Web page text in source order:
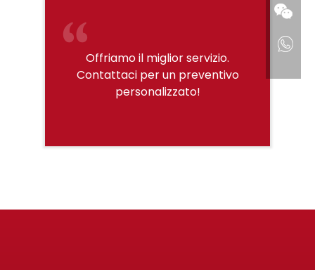
Offriamo il miglior servizio.
Contattaci per un preventivo
personalizzato!